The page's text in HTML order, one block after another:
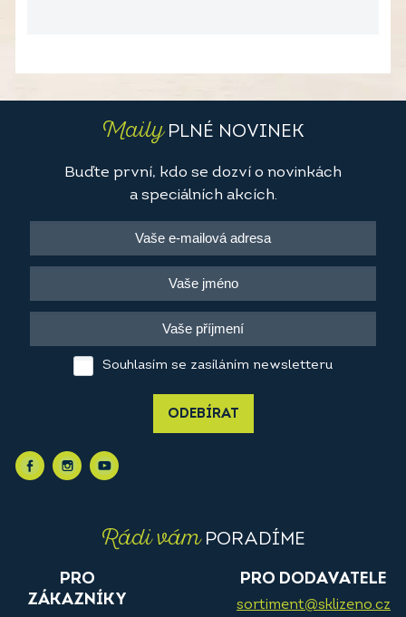
MailyPLNÉ NOVINEK
Buďte první, kdo se dozví o novinkách
a speciálních akcích.
Souhlasím se zasíláním newsletteru
ODEBÍRAT
Rádi vámPORADÍME
PRO
ZÁKAZNÍKY
PRO DODAVATELE
sortiment@sklizeno.cz